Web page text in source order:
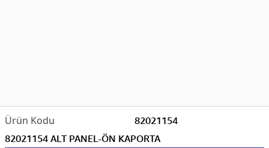
82021154
82021154 ALT PANEL-ÖN KAPORTA